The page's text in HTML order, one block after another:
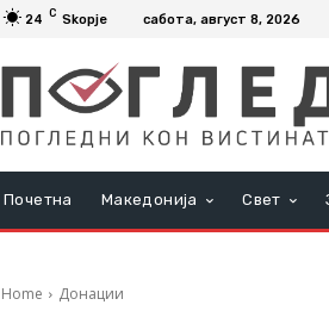
24 C Skopje сабота, август 8, 2026
Почетна Македонија Свет
Home Донации